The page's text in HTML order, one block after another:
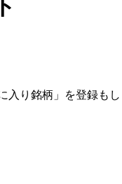
入り銘柄」を登録も